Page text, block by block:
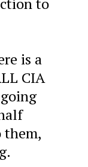
is a
CIA
them,